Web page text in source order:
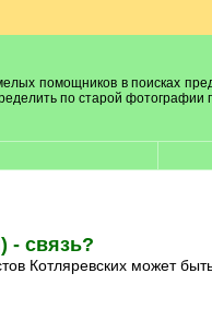
помощников в поисках
по старой
- связь?
Котляревских может